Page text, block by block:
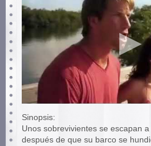
Sinopsis:
Unos sobrevivientes se escapan
después de que su barco se